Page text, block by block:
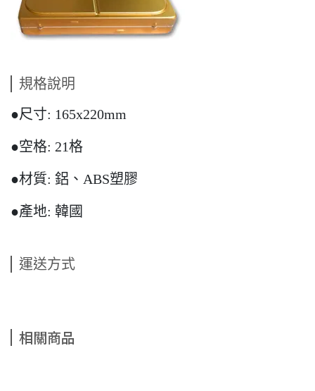
規格說明
●尺寸: 165x220mm
●空格: 21格
●材質: 鋁、ABS塑膠
●產地: 韓國
運送方式
相關商品